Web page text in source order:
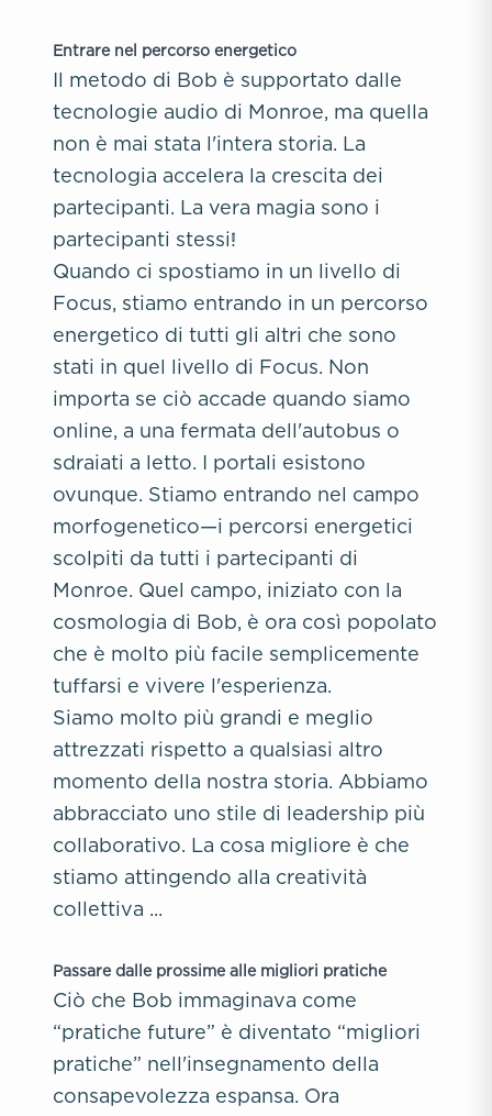
Entrare nel percorso energetico
Il metodo di Bob è supportato dalle
tecnologie audio di Monroe, ma quella
non è mai stata l'intera storia. La
tecnologia accelera la crescita dei
partecipanti. La vera magia sono i
partecipanti stessi!
Quando ci spostiamo in un livello di
Focus, stiamo entrando in un percorso
energetico di tutti gli altri che sono
stati in quel livello di Focus. Non
importa se ciò accade quando siamo
online, a una fermata dell'autobus o
sdraiati a letto. I portali esistono
ovunque. Stiamo entrando nel campo
morfogenetico—i percorsi energetici
scolpiti da tutti i partecipanti di
Monroe. Quel campo, iniziato con la
cosmologia di Bob, è ora così popolato
che è molto più facile semplicemente
tuffarsi e vivere l'esperienza.
Siamo molto più grandi e meglio
attrezzati rispetto a qualsiasi altro
momento della nostra storia. Abbiamo
abbracciato uno stile di leadership più
collaborativo. La cosa migliore è che
stiamo attingendo alla creatività
collettiva ...
Passare dalle prossime alle migliori pratiche
Ciò che Bob immaginava come
“pratiche future” è diventato “migliori
pratiche” nell'insegnamento della
consapevolezza espansa. Ora